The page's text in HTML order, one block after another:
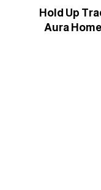
Hold Up
Aura